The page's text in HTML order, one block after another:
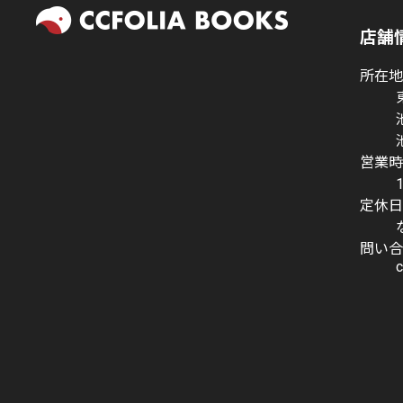
店舗
所在地
営業
定休日
問い